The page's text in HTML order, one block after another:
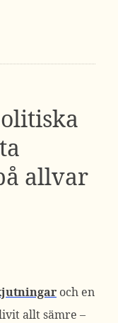
allvar
och en
allt sämre –